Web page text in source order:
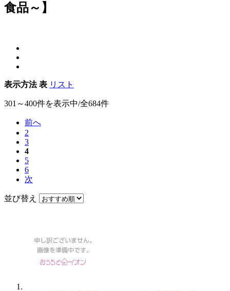
食品～】
表示方法 表 リスト
301～400件を表示中/全684件
前へ
2
3
4
5
6
次
並び替え